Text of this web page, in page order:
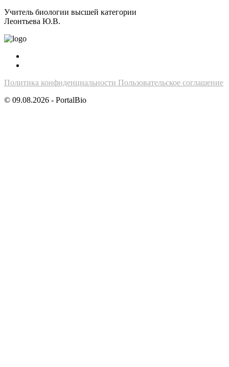
Учитель биологии высшей категории
Леонтьева Ю.В.
Политика конфиденциальности Пользовательское соглашение
© 09.08.2026 - PortalBio